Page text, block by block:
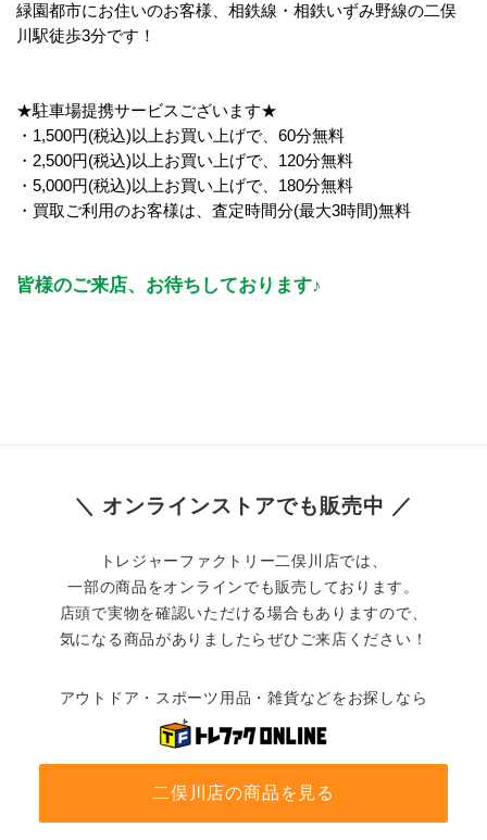
緑園都市にお住いのお客様、相鉄線・相鉄いずみ野線の二俣
川駅徒歩3分です！
★駐車場提携サービスございます★
・1,500円(税込)以上お買い上げで、60分無料
・2,500円(税込)以上お買い上げで、120分無料
・5,000円(税込)以上お買い上げで、180分無料
・買取ご利用のお客様は、査定時間分(最大3時間)無料
皆様のご来店、お待ちしております♪
＼ オンラインストアでも販売中 ／
トレジャーファクトリー二俣川店では、
一部の商品をオンラインでも販売しております。
店頭で実物を確認いただける場合もありますので、
気になる商品がありましたらぜひご来店ください！
アウトドア・スポーツ用品・雑貨などをお探しなら
二俣川店の商品を見る